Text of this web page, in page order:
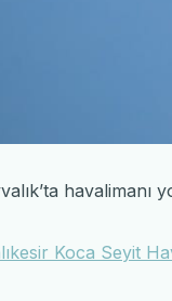
havalimanı
Koca Seyit